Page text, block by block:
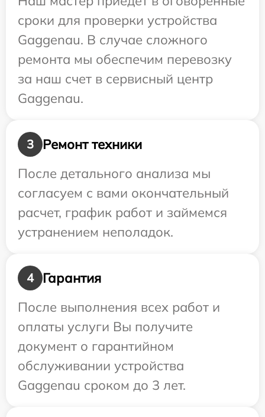
сроки для проверки устройства
Gaggenau. В случае сложного
ремонта мы обеспечим перевозку
за наш счет в сервисный центр
Gaggenau.
3
Ремонт техники
После детального анализа мы
согласуем с вами окончательный
расчет, график работ и займемся
устранением неполадок.
4
Гарантия
После выполнения всех работ и
оплаты услуги Вы получите
документ о гарантийном
обслуживании устройства
Gaggenau сроком до 3 лет.